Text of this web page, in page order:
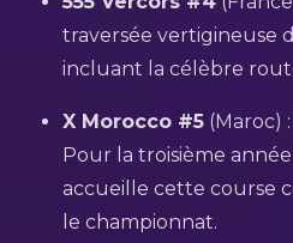
traversée vertigineuse
incluant la célèbre
X Morocco #5 (Maroc)
Pour la troisième
accueille cette course
le championnat.